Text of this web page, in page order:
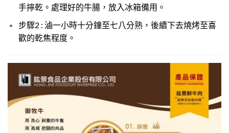
手擰乾。處理好的牛腸，放入冰箱備用。
步驟2 : 滷一小時十分鐘至七八分熟，後續下去燒烤至喜
歡的乾焦程度。